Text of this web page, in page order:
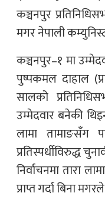
कञ्चनपुर
मगर नेपाली
कञ्चनपुर–१ मा
पुष्पकमल दाहाल
सालको
उम्मेदवार बनेकी
लामा तामाङसँग
प्रतिस्पर्धीविरुद्ध
निर्वाचनमा तारा
प्राप्त गर्दा बिना